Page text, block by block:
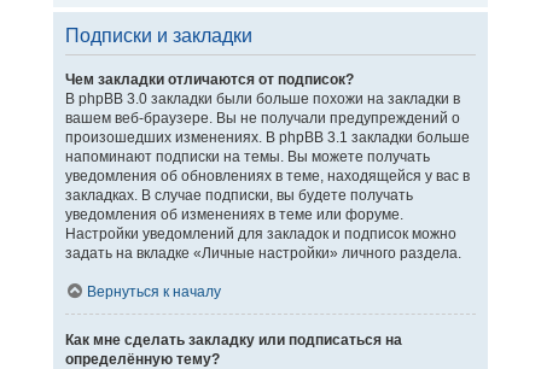
Подписки и закладки
Чем закладки отличаются от подписок?
В phpBB 3.0 закладки были больше похожи на закладки в
вашем веб-браузере. Вы не получали предупреждений о
произошедших изменениях. В phpBB 3.1 закладки больше
напоминают подписки на темы. Вы можете получать
уведомления об обновлениях в теме, находящейся у вас в
закладках. В случае подписки, вы будете получать
уведомления об изменениях в теме или форуме.
Настройки уведомлений для закладок и подписок можно
задать на вкладке «Личные настройки» личного раздела.
Вернуться к началу
Как мне сделать закладку или подписаться на
определённую тему?